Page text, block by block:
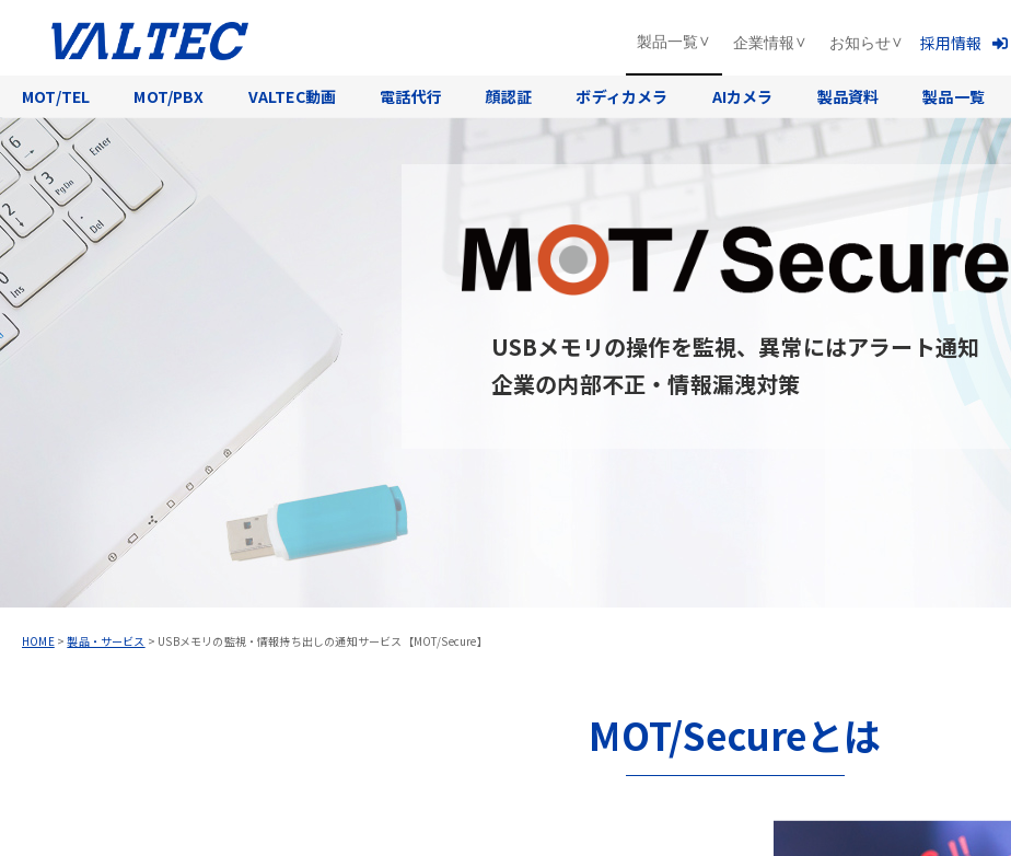
製品一覧
MOT/TEL MOT/PBX VALTEC動画 電話代行 顔認証 ボディカメラ AIカメラ 製品資料 製品一覧
企業情報 お知らせ 採用情報
HOME>製品・サービス > USBメモリの監視・情報持ち出しの通知サービス【MOT/Secure】
USBメモリの操作を監視、異常にはアラート通知
企業の内部不正・情報漏洩対策
MOT/Secureとは